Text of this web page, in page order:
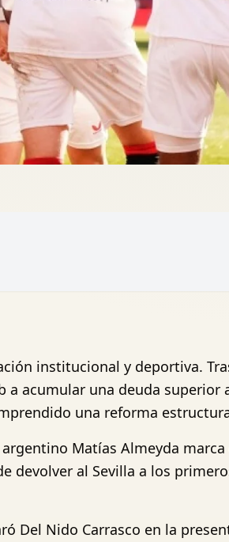
institucional y deportiva.
acumular una deuda superior
una reforma
Matías Almeyda
devolver al Sevilla a los
Del Nido Carrasco en la